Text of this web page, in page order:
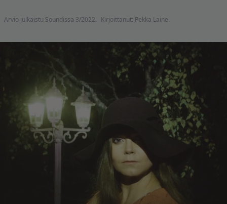
Arvio julkaistu Soundissa 3/2022. Kirjoittanut: Pekka Laine.